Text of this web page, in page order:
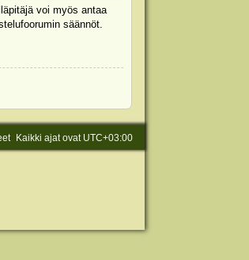
voi myös antaa
säännöt.
Kaikki ajat ovat UTC+03:00